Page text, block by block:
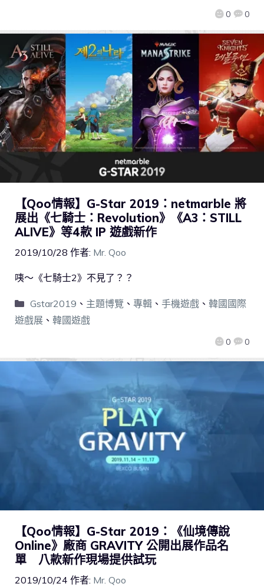
0 0
【Qoo情報】G-Star 2019：netmarble 將
展出《七騎士：Revolution》《A3：STILL
ALIVE》等4款 IP 遊戲新作
2019/10/28 作者: Mr. Qoo
0 0
咦～《七騎士2》不見了？？
Gstar2019 、 主題博覽 、 專輯、 手機遊戲、 韓國國際
遊戲展 、 韓國遊戲
【Qoo情報】G-Star 2019：《仙境傳說
Online》廠商 GRAVITY 公開出展作品名
單 八款新作現場提供試玩
2019/10/24 作者: Mr. Qoo